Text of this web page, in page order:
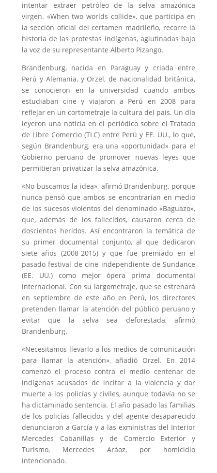
intentar extraer petróleo de la selva amazónica
virgen. «When two worlds collide», que participa en
la sección oficial del certamen madrileño, recorre la
historia de las protestas indígenas, aglutinadas bajo
la voz de su representante Alberto Pizango.
Brandenburg, nacida en Paraguay y criada entre
Perú y Alemania, y Orzel, de nacionalidad británica,
se conocieron en la universidad cuando ambos
estudiaban cine y viajaron a Perú en 2008 para
reflejar en un cortometraje la cultura del país. Un día
leyeron una noticia en el periódico sobre el Tratado
de Libre Comercio (TLC) entre Perú y EE. UU., lo que,
según Brandenburg, era una «oportunidad» para el
Gobierno peruano de promover nuevas leyes que
permitieran privatizar la selva amazónica.
«No buscamos la idea», afirmó Brandenburg, porque
nunca pensó que ambos se encontrarían en medio
de los sucesos violentos del denominado «Baguazo»,
que, además de los fallecidos, causaron cerca de
doscientos heridos. Así encontraron la temática de
su primer documental conjunto, al que dedicaron
siete años (2008-2015) y que fue premiado en el
pasado festival de cine independiente de Sundance
(EE. UU.) como mejor ópera prima documental
internacional. Con su largometraje, que se estrenará
en septiembre de este año en Perú, los directores
pretenden llamar la atención del público peruano y
evitar que la selva sea deforestada, afirmó
Brandenburg.
«Necesitamos llevarlo a los medios de comunicación
para llamar la atención», añadió Orzel. En 2014
comenzó el proceso contra el medio centenar de
indígenas acusados de incitar a la violencia y dar
muerte a los policías y civiles, aunque todavía no se
ha dictaminado sentencia. El año pasado las familias
de los policías fallecidos y del agente desaparecido
denunciaron a García y a las exministras del Interior
Mercedes Cabanillas y de Comercio Exterior y
Turismo, Mercedes Aráoz, por homicidio
intencionado.